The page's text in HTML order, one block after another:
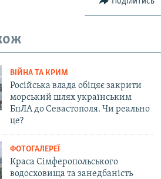
ВІЙНА ТА КРИМ
Російська влада обіцяє закрити
морський шлях українським
БпЛА до Севастополя. Чи реально
це?
ФОТОГАЛЕРЕЇ
Краса Сімферопольського
водосховища та занедбаність